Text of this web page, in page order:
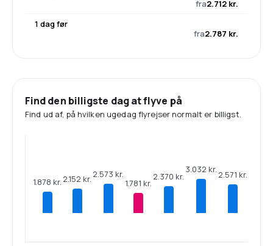
fra2.712 kr.
1 dag før
fra2.787 kr.
Find den billigste dag at flyve på
Find ud af, på hvilken ugedag flyrejser normalt er billigst.
1.878 kr. 2.152 kr. 2.573 kr.
1.781 kr.
2.370 kr.
3.032 kr. 2.571 kr.